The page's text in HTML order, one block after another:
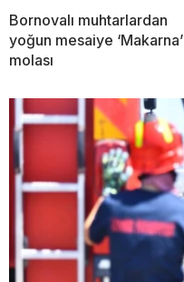
Bornovalı muhtarlardan
yoğun mesaiye ‘Makarna’
molası